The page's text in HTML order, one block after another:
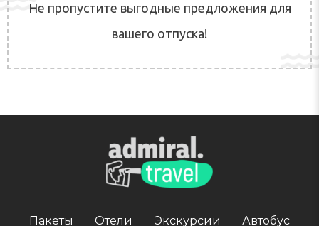
Не пропустите выгодные предложения для
вашего отпуска!
Пакеты Отели Экскурсии Автобус